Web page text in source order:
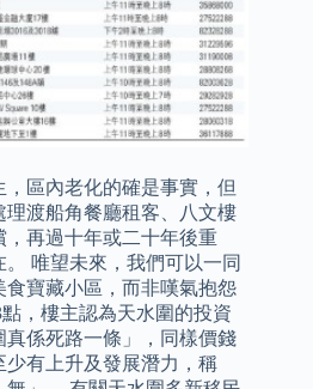
區內老化的確是事實，但
渡船角餐廳租客、八文樓
再過十年或二十年後重
唯望未來，我們可以一同
寶藏小區，而非嘆氣抱怨
，樓主認為天水圍的投資
係死路一條」，同樣價錢
有上升及發展潛力，稱